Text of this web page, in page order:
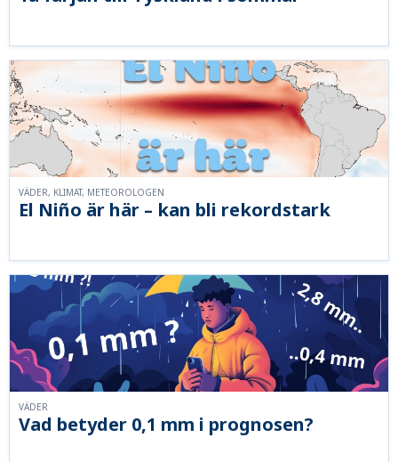
El Niño är här – kan bli rekordstark
VÄDER, KLIMAT, METEOROLOGEN
Vad betyder 0,1 mm i prognosen?
VÄDER